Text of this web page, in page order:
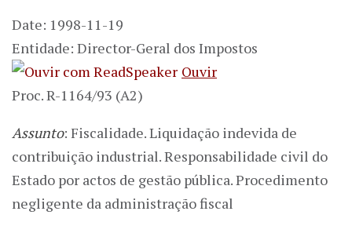
Date: 1998-11-19
Entidade: Director-Geral dos Impostos
Ouvir
Proc. R-1164/93 (A2)
Assunto: Fiscalidade. Liquidação indevida de
contribuição industrial. Responsabilidade civil do
Estado por actos de gestão pública. Procedimento
negligente da administração fiscal